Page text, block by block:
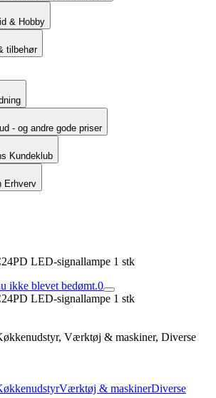
& Hobby
tilbehør
- og andre gode priser
Kundeklub
Erhverv
LED-signallampe 1 stk
ikke blevet bedømt.0
LED-signallampe 1 stk
Værktøj & maskiner, Diverse
Værktøj & maskinerDiverse